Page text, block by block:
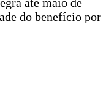
até maio de
do benefício por